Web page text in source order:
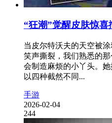
“狂潮”觉醒皮肤惊喜
当皮尔特沃夫的天空被
笑声撕裂，我们熟悉的
会制造麻烦的小丫头。她
以四种截然不同...
手游
2026-02-04
244